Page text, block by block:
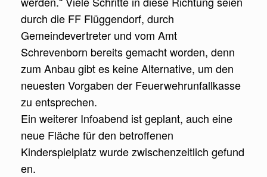
durch die FF Flüggendorf, durch
Gemeindevertreter und vom Amt
Schrevenborn bereits gemacht worden, denn
zum Anbau gibt es keine Alternative, um den
neuesten Vorgaben der Feuerwehrunfallkasse
zu entsprechen.
Ein weiterer Infoabend ist geplant, auch eine
neue Fläche für den betroffenen
Kinderspielplatz wurde zwischenzeitlich gefund
en.